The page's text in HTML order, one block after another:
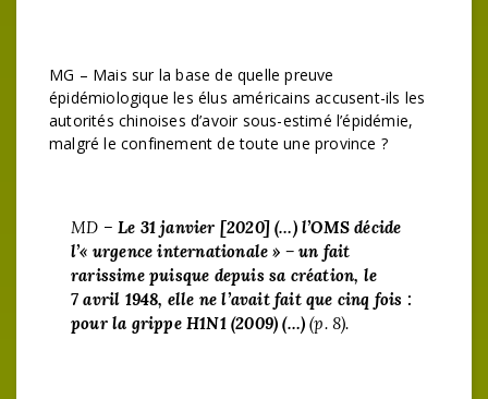
MG – Mais sur la base de quelle preuve
épidémiologique les élus américains accusent-ils les
autorités chinoises d’avoir sous-estimé l’épidémie,
malgré le confinement de toute une province ?
MD – Le 31 janvier [2020] (…) l’OMS décide
l’« urgence internationale » – un fait
rarissime puisque depuis sa création, le
7 avril 1948, elle ne l’avait fait que cinq fois :
pour la grippe H1N1 (2009) (…) (p. 8).